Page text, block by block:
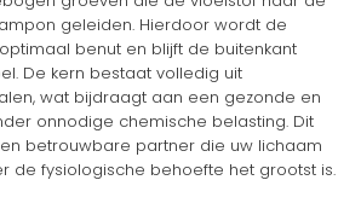
geleiden. Hierdoor wordt de
benut en blijft de buitenkant
De kern bestaat volledig uit
wat bijdraagt aan een gezonde en
onnodige chemische belasting. Dit
betrouwbare partner die uw lichaam
de fysiologische behoefte het grootst is.